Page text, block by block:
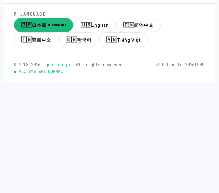
§ LANGUAGE
🇯🇵日本語 ● CURRENT 🇺🇸English 🇨🇳简体中文
🇹🇼繁體中文 🇰🇷한국어 🇻🇳Tiếng Việt
© 2018-2026 sqool.co.jp ‧ All rights reserved. v3.0.0‧build 20260505‧
● ALL SYSTEMS NORMAL